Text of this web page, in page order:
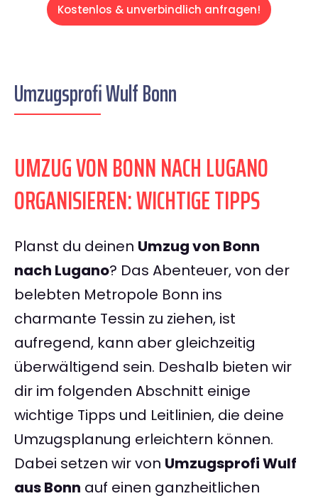
Kostenlos & unverbindlich anfragen!
Umzugsprofi Wulf Bonn
UMZUG VON BONN NACH LUGANO
ORGANISIEREN: WICHTIGE TIPPS
Planst du deinen Umzug von Bonn
nach Lugano? Das Abenteuer, von der
belebten Metropole Bonn ins
charmante Tessin zu ziehen, ist
aufregend, kann aber gleichzeitig
überwältigend sein. Deshalb bieten wir
dir im folgenden Abschnitt einige
wichtige Tipps und Leitlinien, die deine
Umzugsplanung erleichtern können.
Dabei setzen wir von Umzugsprofi Wulf
aus Bonn auf einen ganzheitlichen